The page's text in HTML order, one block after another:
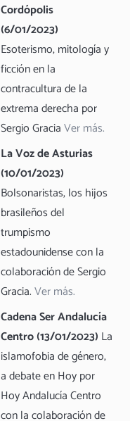
Cordópolis
(6/01/2023)
Esoterismo, mitología y
ficción en la
contracultura de la
extrema derecha por
Sergio GraciaVer más.
La Voz de Asturias
(10/01/2023)
Bolsonaristas, los hijos
brasileños del
trumpismo
estadounidense con la
colaboración de Sergio
Gracia.Ver más.
Cadena Ser Andalucía
Centro (13/01/2023) La
islamofobia de género,
a debate en Hoy por
Hoy Andalucía Centro
con la colaboración de